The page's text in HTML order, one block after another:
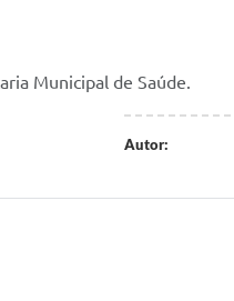
Municipal de Saúde.
Autor: